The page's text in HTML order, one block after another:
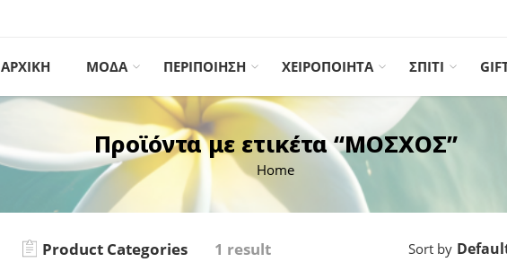
ΑΡΧΙΚΗ ΜΟΔΑ ΠΕΡΙΠΟΙΗΣΗ ΧΕΙΡΟΠΟΙΗΤΑ ΣΠΙΤΙ
Προϊόντα με ετικέτα “ΜΟΣΧΟΣ”
Home
Product Categories 1 result Sort by